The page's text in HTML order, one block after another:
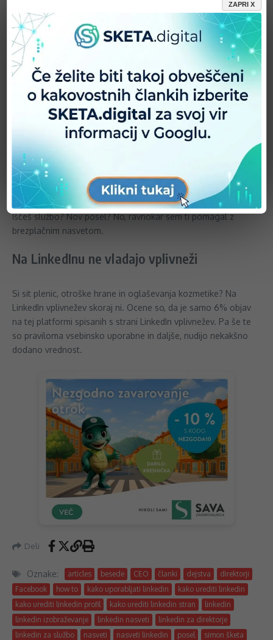
Posluješ primarno na medpodjetniškem trgu (B2B)? Potem te
bo zanimalo to, da lahko LinkedIn generira več obiskov kot
Facebook in Twitter skupaj. Začni objavljati relevantne vsebine
in obisk usmerjaj na svoje spletne kanale.
Uporabljaj članke na LinkedIn
So priložnost. 1 milijon uporabnikov je že objavil svoj članek.
499 milijonov še čaka. LinkedIn preferira takšne objave pred
enostavnimi linki na zunanje spletne strani. Še bolje je to, da je
skoraj polovica bralcev LinkedIn člankov v vodstvenih vlogah.
Iščeš službo? Nov posel? No, ravnokar sem ti pomagal z
brezplačnim nasvetom.
Na LinkedInu ne vladajo vplivneži
Si sit plenic, otroške hrane in oglaševanja kozmetike? Na
LinkedIn vplivnežev skoraj ni. Ocene so, da je samo 6% objav
na tej platformi spisanih s strani LinkedIn vplivnežev. Pa še te
so praviloma vsebinsko uporabne in daljše, nudijo nekakšno
dodano vrednost.
Deli
Oznake: articles besede CEO članki dejstva
direktorji
Facebook
how to kako uporabljati linkedin
kako urediti linkedin
kako urediti linkedin profil
kako urediti linkedin stran
linkedin
linkedin izobraževanje
linkedin nasveti
linkedin za direktorje
linkedin za službo
nasveti nasveti linkedin posel
simon šketa
ZAPRI X